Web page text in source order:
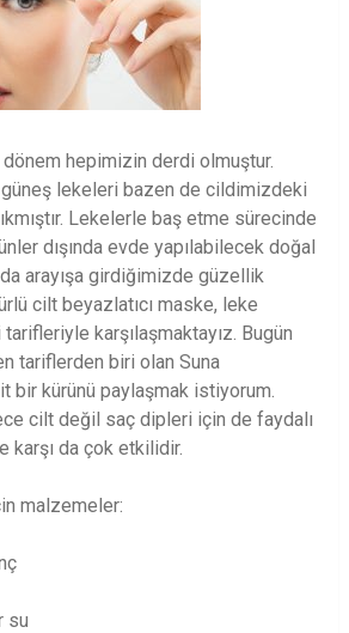
hepimizin derdi olmuştur.
lekeleri bazen de cildimizdeki
Lekelerle baş etme sürecinde
dışında evde yapılabilecek doğal
arayışa girdiğimizde güzellik
cilt beyazlatıcı maske, leke
karşılaşmaktayız. Bugün
tariflerden biri olan Suna
bir kürünü paylaşmak istiyorum.
cilt değil saç dipleri için de faydalı
karşı da çok etkilidir.
malzemeler:
su